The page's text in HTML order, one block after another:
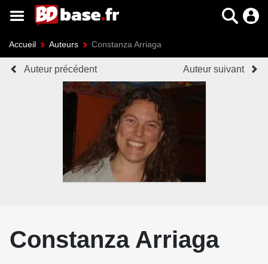
Accueil Auteurs Constanza Arriaga
Auteur précédent Auteur suivant
Constanza Arriaga